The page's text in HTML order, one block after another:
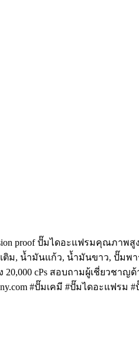
proof ปั๊มไดอะแฟรมคุณภาพ
น้ำมันแก้ว, น้ำมันขาว, ปั๊มพาร
cPs สอบถามผู้เชี่ยวชาญ
#ปั๊มเคมี #ปั๊มไดอะแ